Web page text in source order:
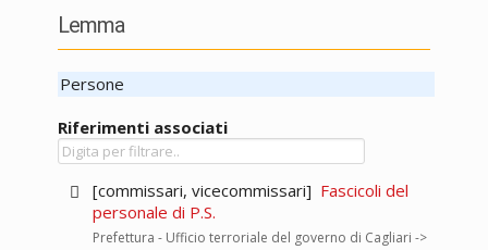
Lemma
Persone
Riferimenti associati
[commissari, vicecommissari] Fascicoli del
personale di P.S.
Prefettura - Ufficio terroriale del governo di Cagliari ->